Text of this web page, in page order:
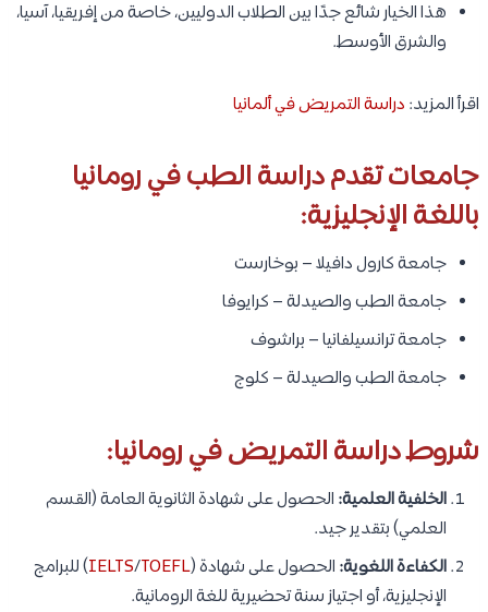
هذا الخيار شائع جدًا بين الطلاب الدوليين، خاصة من إفريقيا، آسيا،
والشرق الأوسط.
اقرأ المزيد: دراسة التمريض في ألمانيا
جامعات تقدم دراسة الطب في رومانيا
باللغة الإنجليزية:
جامعة كارول دافيلا – بوخارست
جامعة الطب والصيدلة – كرايوفا
جامعة ترانسيلفانيا – براشوف
جامعة الطب والصيدلة – كلوج
شروط دراسة التمريض في رومانيا:
الخلفية العلمية: الحصول على شهادة الثانوية العامة (القسم
العلمي) بتقدير جيد.
الكفاءة اللغوية: الحصول على شهادة ( IELTS/TOEFL
) للبرامج
الإنجليزية، أو اجتياز سنة تحضيرية للغة الرومانية.